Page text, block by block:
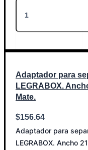
Adaptador para
LEGRABOX.
Mate.
$156.64
Adaptador para
LEGRABOX. Ancho